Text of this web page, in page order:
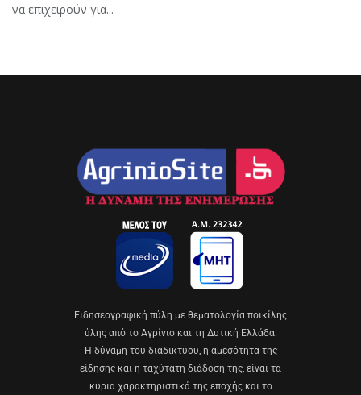
να επιχειρούν για...
Eιδησεογραφική πύλη με θεματολογία ποικίλης
ύλης από το Αγρίνιο και τη Δυτική Ελλάδα.
Η δύναμη του διαδικτύου, η αμεσότητα της
είδησης και η ταχύτατη διάδοσή της, είναι τα
κύρια χαρακτηριστικά της εποχής και το